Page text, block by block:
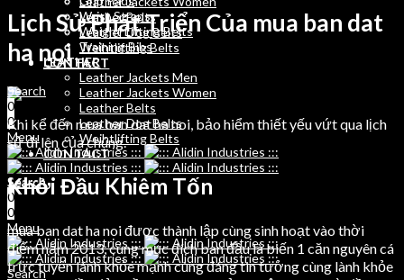
Leather Belts
Leather Dog Belts
Weihtlifting Belts
CONTACT
Search
0
0
Menu
Search
0
Wrist Straps
Weight Lifting Belts
Training Bibs
LEATHER
Leather Jackets Men
Leather Jackets Women
Leather Belts
Leather Dog Belts
Weihtlifting Belts
CONTACT
Search
0
0
Menu
Search
Lịch Sử Phát Triển Của mua ban dat
ha noi
Khi kể đến mua ban dat ha noi, bảo hiểm thiết yếu vứt qua lịch
sử đi lên của chúng.
Khởi Đầu Khiêm Tốn
mua ban dat ha noi được thành lập cùng sinh hoạt vào thời
điểm năm 2013, cùng mục đích ban đầu là biến 1 căn nguyên cá
trực tuyến lành khỏe mạnh cùng đáng tin tưởng cùng lành khỏe